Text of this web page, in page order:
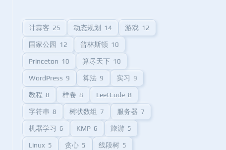
计蒜客 25 动态规划 14 游戏 12
国家公园 12 普林斯顿 10
Princeton 10 算尽天下 10
WordPress 9 算法 9 实习 9
教程 8 样卷 8 LeetCode 8
字符串 8 树状数组 7 服务器 7
机器学习 6 KMP 6 旅游 5
Linux 5 贪心 5 线段树 5